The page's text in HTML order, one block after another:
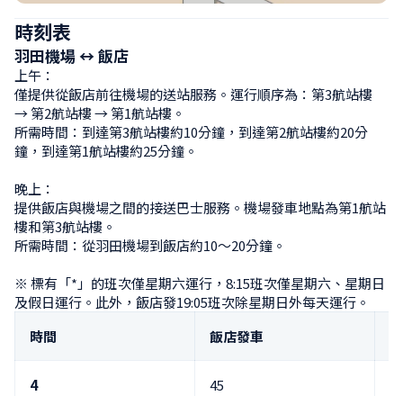
時刻表
羽田機場 ↔ 飯店
上午：
僅提供從飯店前往機場的送站服務。運行順序為：第3航站樓
→ 第2航站樓 → 第1航站樓。
所需時間：到達第3航站樓約10分鐘，到達第2航站樓約20分
鐘，到達第1航站樓約25分鐘。
晚上：
提供飯店與機場之間的接送巴士服務。機場發車地點為第1航站
樓和第3航站樓。
所需時間：從羽田機場到飯店約10～20分鐘。
※ 標有「*」的班次僅星期六運行，8:15班次僅星期六、星期日
及假日運行。此外，飯店發19:05班次除星期日外每天運行。
時間
飯店發車
4 45